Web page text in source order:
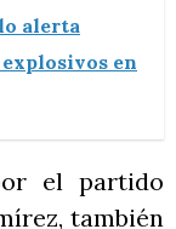
alerta
en
el partido
también